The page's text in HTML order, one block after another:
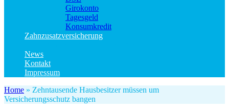
Girokonto
Tagesgeld
Konsumkredit
Zahnzusatzversicherung
News
Kontakt
Impressum
Home » Zehntausende Hausbesitzer müssen um
Versicherungsschutz bangen